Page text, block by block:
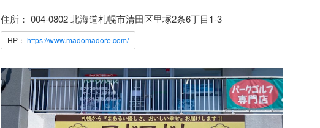
住所： 004-0802 北海道札幌市清田区里塚2条6丁目1-3
HP：https://www.madomadore.com/